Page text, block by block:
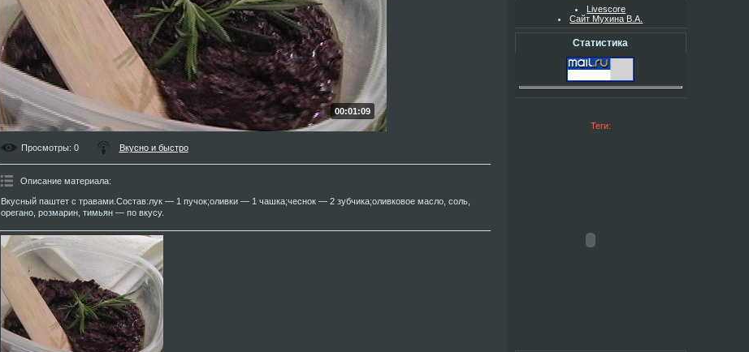
00:01:09
Просмотры: 0 Вкусно и быстро
Описание материала:
Вкусный паштет с травами.Состав:лук — 1 пучок;оливки — 1 чашка;чеснок — 2 зубчика;оливковое масло, соль,
орегано, розмарин, тимьян — по вкусу.
Livescore
Сайт Мухина В.А.
Статистика
Теги: